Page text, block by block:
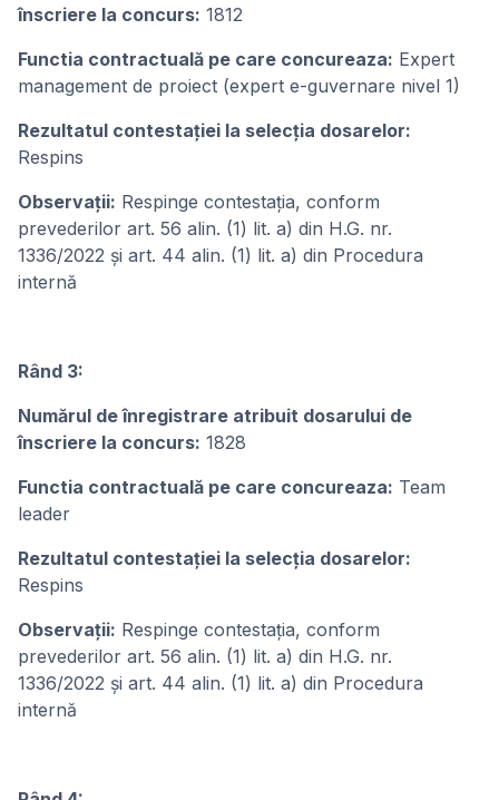
înscriere la concurs: 1812
Functia contractuală pe care concureaza: Expert
management de proiect (expert e-guvernare nivel 1)
Rezultatul contestației la selecția dosarelor:
Respins
Observații: Respinge contestația, conform
prevederilor art. 56 alin. (1) lit. a) din H.G. nr.
1336/2022 și art. 44 alin. (1) lit. a) din Procedura
internă
Rând 3:
Numărul de înregistrare atribuit dosarului de
înscriere la concurs: 1828
Functia contractuală pe care concureaza: Team
leader
Rezultatul contestației la selecția dosarelor:
Respins
Observații: Respinge contestația, conform
prevederilor art. 56 alin. (1) lit. a) din H.G. nr.
1336/2022 și art. 44 alin. (1) lit. a) din Procedura
internă